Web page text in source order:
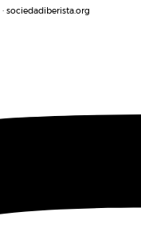
· sociedadiberista.org